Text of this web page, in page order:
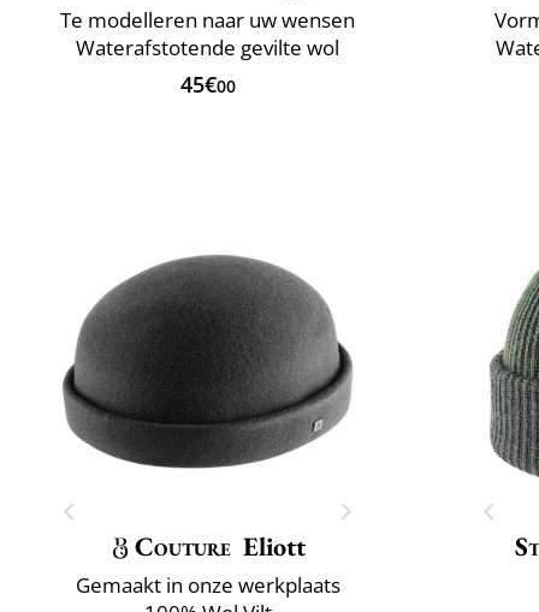
Te modelleren naar uw wensen
Waterafstotende gevilte wol
45€00
Couture Eliott
Gemaakt in onze werkplaats